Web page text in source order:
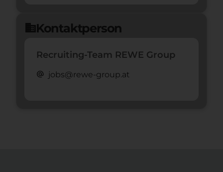
domainKontaktperson
Recruiting-Team REWE Group
alternate_email jobs@rewe-group.at